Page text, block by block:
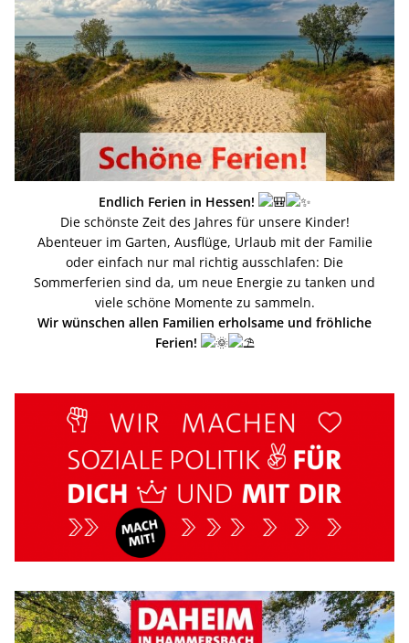
Endlich Ferien in Hessen!
Die schönste Zeit des Jahres für unsere Kinder!
Abenteuer im Garten, Ausflüge, Urlaub mit der Familie
oder einfach nur mal richtig ausschlafen: Die
Sommerferien sind da, um neue Energie zu tanken und
viele schöne Momente zu sammeln.
Wir wünschen allen Familien erholsame und fröhliche
Ferien!